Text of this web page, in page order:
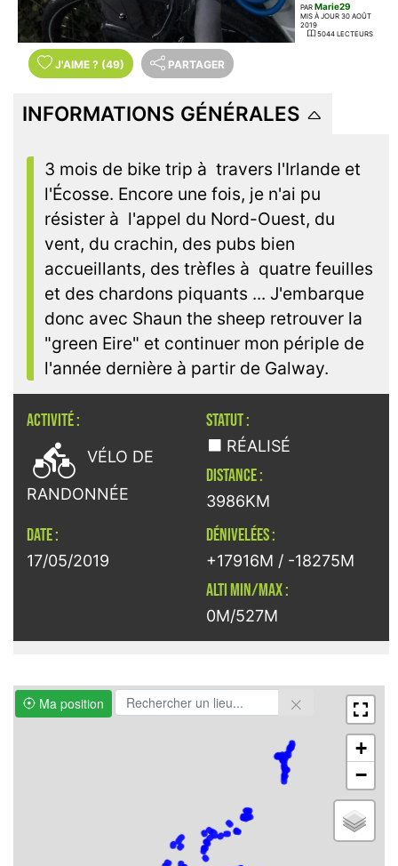
PAR Marie29
MIS À JOUR 30 AOÛT
2019
5044 LECTEURS
J'AIME ? (49) PARTAGER
INFORMATIONS GÉNÉRALES
3 mois de bike trip à travers l'Irlande et
l'Écosse. Encore une fois, je n'ai pu
résister à l'appel du Nord-Ouest, du
vent, du crachin, des pubs bien
accueillants, des trèfles à quatre feuilles
et des chardons piquants ... J'embarque
donc avec Shaun the sheep retrouver la
"green Eire" et continuer mon périple de
l'année dernière à partir de Galway.
ACTIVITÉ :
 VÉLO DE
RANDONNÉE
STATUT :
RÉALISÉ
DISTANCE :
3986KM
DATE :
17/05/2019
DÉNIVELÉES :
+17916M / -18275M
ALTI MIN/MAX :
0M/527M
Ma position
+
−